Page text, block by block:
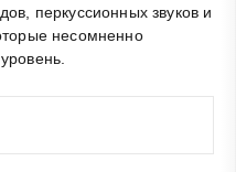
перкуссионных звуков и
несомненно